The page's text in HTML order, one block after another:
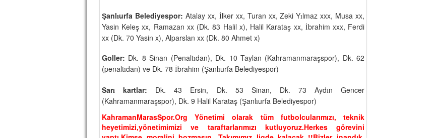
Şanlıurfa Belediyespor: Atalay xx, İlker xx, Turan xx, Zeki Yılmaz xxx, Musa xx,
Yasin Keleş xx, Ramazan xx (Dk. 83 Halil x), Halil Karataş xx, İbrahim xxx, Ferdi
xx (Dk. 70 Yasin x), Alparslan xx (Dk. 80 Ahmet x)
Goller: Dk. 8 Sinan (Penaltıdan), Dk. 10 Taylan (Kahramanmaraşspor), Dk. 62
(penaltıdan) ve Dk. 78 İbrahim (Şanlıurfa Belediyespor)
Sarı kartlar: Dk. 43 Ersin, Dk. 53 Sinan, Dk. 73 Aydın Gencer
(Kahramanmaraşspor), Dk. 9 Halil Karataş (Şanlıurfa Belediyespor)
KahramanMarasSpor.Org Yönetimi olarak tüm futbolcularımızı, teknik
heyetimizi,yönetimimizi ve taraftarlarımızı kutluyoruz.Herkes görevini